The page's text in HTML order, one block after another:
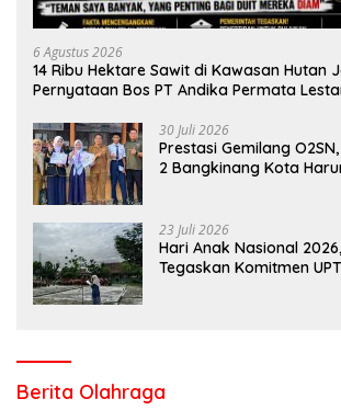
6 Agustus 2026
14 Ribu Hektare Sawit di Kawasan Hutan
Pernyataan Bos PT Andika Permata
30 Juli 2026
Prestasi Gemilang
2 Bangkinang Kota
23 Juli 2026
Hari Anak Nasional
Tegaskan Komitmen
Berita Olahraga